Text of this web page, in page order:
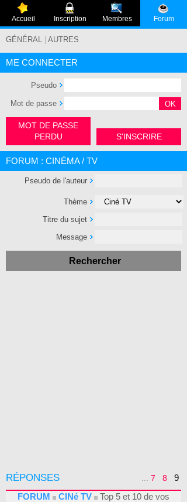
Accueil Inscription Membres Forum
GÉNÉRAL AUTRES
ME CONNECTER
Pseudo
Mot de passe
MOT DE PASSE
PERDU
S'INSCRIRE
FORUM : CINÉMA / TV
Pseudo de l'auteur
Thème
Titre du sujet
Message
RÉPONSES 7 8
9
FORUM
CINé TV
Top 5 et 10 de vos